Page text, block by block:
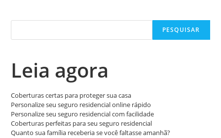
PESQUISAR
Leia agora
Coberturas certas para proteger sua casa
Personalize seu seguro residencial online rápido
Personalize seu seguro residencial com facilidade
Coberturas perfeitas para seu seguro residencial
Quanto sua família receberia se você faltasse amanhã?